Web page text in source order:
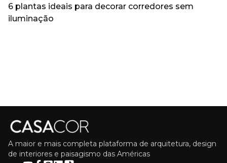
6 plantas ideais para decorar corredores sem
iluminação
A maior e mais completa plataforma de arquitetura, design
de interiores e paisagismo das Américas